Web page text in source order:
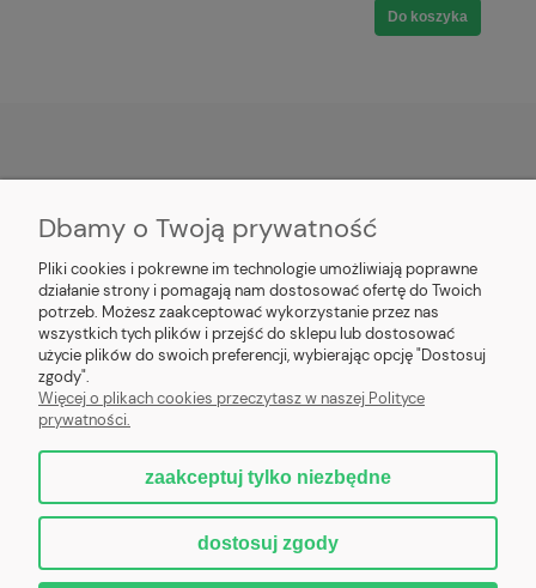
Do koszyka
PŁATNOŚCI I DOSTAWA
INFORMACJE
O NAS
Nowoczesne kotły centralnego ogrzewania z automatycznym podajnikiem
na ekogroszek lub pellet, zgodne z normami 5 klasa PN-EN-303-5-2012
Dbamy o Twoją prywatność
Pliki cookies i pokrewne im technologie umożliwiają poprawne
działanie strony i pomagają nam dostosować ofertę do Twoich
potrzeb. Możesz zaakceptować wykorzystanie przez nas
wszystkich tych plików i przejść do sklepu lub dostosować
użycie plików do swoich preferencji, wybierając opcję "Dostosuj
zgody".
Więcej o plikach cookies przeczytasz w naszej Polityce
prywatności.
zaakceptuj tylko niezbędne
dostosuj zgody